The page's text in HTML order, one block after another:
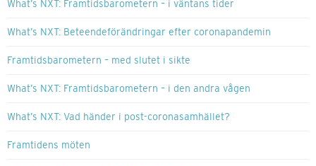
What’s NXT: Framtidsbarometern – i väntans tider
What’s NXT: Beteendeförändringar efter coronapandemin
Framtidsbarometern – med slutet i sikte
What’s NXT: Framtidsbarometern – i den andra vågen
What’s NXT: Vad händer i post-coronasamhället?
Framtidens möten